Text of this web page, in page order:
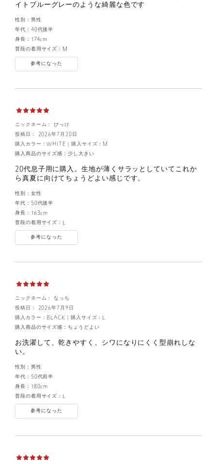
イトブルーグレーのような綺麗な色です
性別： 男性
年代： 40代後半
身長： 174cm
普段の着用サイズ： M
参考になった
ニックネーム： びっけ
投稿日： 2026年7月20日
購入サイズ：M
購入カラー：WHITE
購入商品のサイズ感： 少し大きい
20代息子用に購入。生地が薄くサラッとしていてこれか
ら真夏に向けてちょうどよい感じです。
性別： 女性
年代： 50代後半
身長： 163cm
普段の着用サイズ：
参考になった
ニックネーム： なっち
投稿日： 2026年7月9日
購入サイズ：L
購入カラー：BLACK
購入商品のサイズ感： ちょうどよい
お洗濯して、乾きやすく、シワになりにくく型崩れしな
い。
性別： 男性
年代： 50代前半
身長： 180cm
普段の着用サイズ：
参考になった